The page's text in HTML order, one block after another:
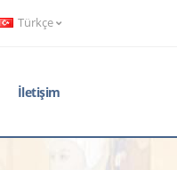
Türkçe
İletişim